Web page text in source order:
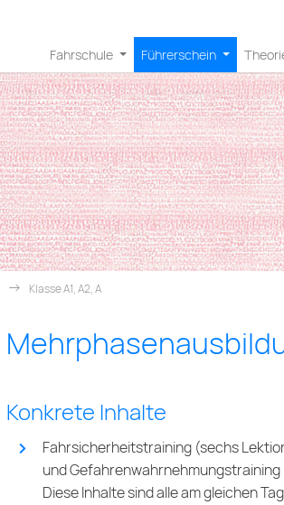
Fahrschule Führerschein
Klasse A1, A2, A
Konkrete Inhalte
Fahrsicherheitstraining (sechs
und
Diese Inhalte sind alle am gleichen